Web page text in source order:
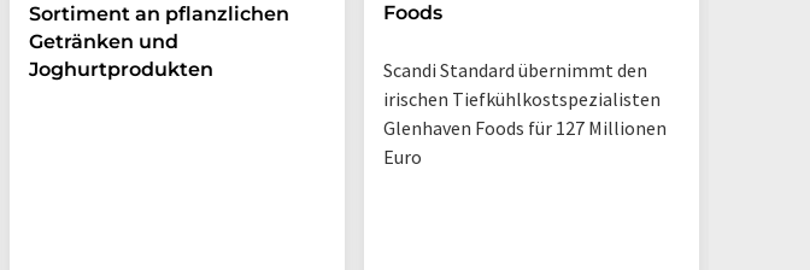
Sortiment an pflanzlichen
Getränken und
Joghurtprodukten
Foods
Scandi Standard übernimmt den
irischen Tiefkühlkostspezialisten
Glenhaven Foods für 127 Millionen
Euro